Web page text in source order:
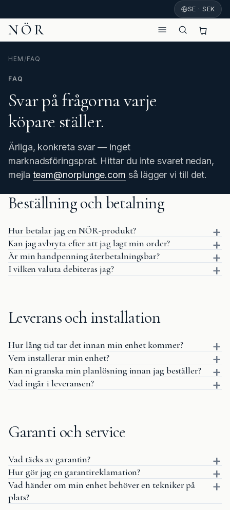
SE · SEK
NÖR
HEM /FAQ
FAQ
Svar på frågorna varje
köpare ställer.
Ärliga, konkreta svar — inget
marknadsföringsprat. Hittar du inte svaret nedan,
mejla team@norplunge.com så lägger vi till det.
Beställning och betalning
Hur betalar jag en NÖR-produkt?
Kan jag avbryta efter att jag lagt min order?
Är min handpenning återbetalningsbar?
I vilken valuta debiteras jag?
Leverans och installation
Hur lång tid tar det innan min enhet kommer?
Vem installerar min enhet?
Kan ni granska min planlösning innan jag beställer?
Vad ingår i leveransen?
Garanti och service
Vad täcks av garantin?
Hur gör jag en garantireklamation?
Vad händer om min enhet behöver en tekniker på
plats?